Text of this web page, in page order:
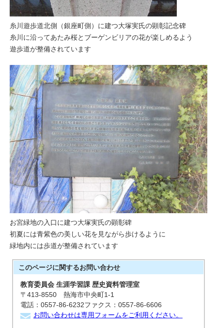
糸川遊歩道北側（銀座町側）に建つ大塚実氏の顕彰記念碑
糸川に沿ってあたみ桜とブーゲンビリアの花が楽しめるよう
遊歩道が整備されています
お宮緑地の入口に建つ大塚実氏の顕彰碑
初夏には青紫色の美しい花を見ながら歩けるように
緑地内には歩道が整備されています
このページに関するお問い合わせ
教育委員会 生涯学習課 歴史資料管理室
〒413-8550 熱海市中央町1-1
電話：0557-86-6232ファクス：0557-86-6606
お問い合わせは専用フォームをご利用ください。